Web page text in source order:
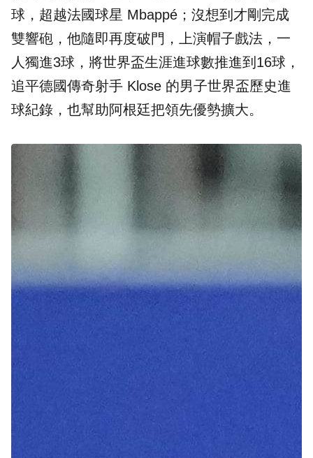
球，超越法國球星 Mbappé；沒想到才剛完成
雙響砲，他隨即再度破門，上演帽子戲法，一
人獨進3球，將世界盃生涯進球數推進到16球，
追平德國傳奇射手 Klose 的男子世界盃歷史進
球紀錄，也幫助阿根廷把領先優勢擴大。